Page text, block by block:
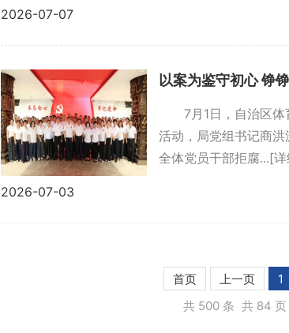
2026-07-07
7月1日，自治区
活动，局党组书记商
全体党员干部拒腐...[
2026-07-03
首页 上一页 1
共 500 条 共 84 页